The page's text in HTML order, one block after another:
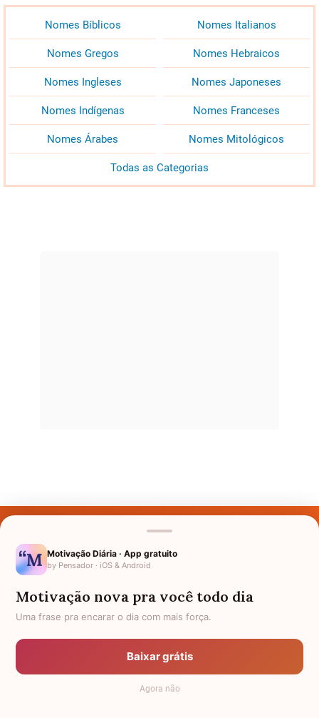
Nomes Bíblicos Nomes Italianos
Nomes Gregos Nomes Hebraicos
Nomes Ingleses Nomes Japoneses
Nomes Indígenas Nomes Franceses
Nomes Árabes Nomes Mitológicos
Todas as Categorias
Nomes pelo Mundo
Política de Privacidade
Anuncie
Termos de Uso
Motivação Diária · App gratuito
by Pensador · iOS & Android
Motivação nova pra você todo dia
Uma frase pra encarar o dia com mais força.
Baixar grátis
Agora não